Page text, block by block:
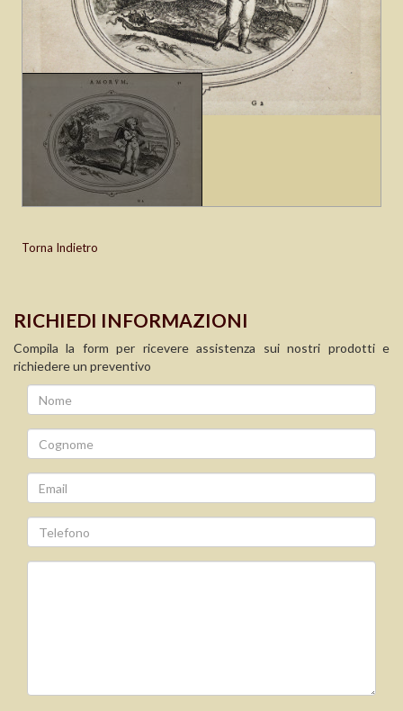
Torna Indietro
RICHIEDI INFORMAZIONI
Compila la form per ricevere assistenza sui nostri prodotti e
richiedere un preventivo